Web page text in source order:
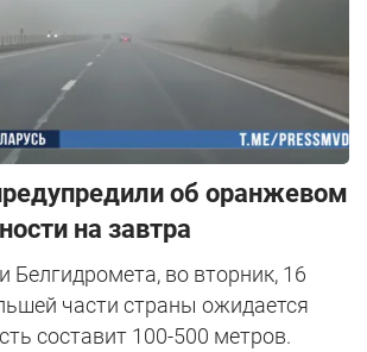
об оранжевом
на завтра
во вторник, 16
части страны ожидается
составит 100-500 метров.